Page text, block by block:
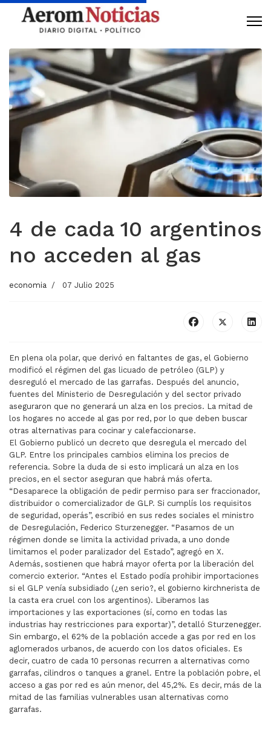
4 de cada 10 argentinos
no acceden al gas
economia 07 Julio 2025
En plena ola polar, que derivó en faltantes de gas, el Gobierno
modificó el régimen del gas licuado de petróleo (GLP) y
desreguló el mercado de las garrafas. Después del anuncio,
fuentes del Ministerio de Desregulación y del sector privado
aseguraron que no generará un alza en los precios. La mitad de
los hogares no accede al gas por red, por lo que deben buscar
otras alternativas para cocinar y calefaccionarse.
El Gobierno publicó un decreto que desregula el mercado del
GLP. Entre los principales cambios elimina los precios de
referencia. Sobre la duda de si esto implicará un alza en los
precios, en el sector aseguran que habrá más oferta.
“Desaparece la obligación de pedir permiso para ser fraccionador,
distribuidor o comercializador de GLP. Si cumplís los requisitos
de seguridad, operás”, escribió en sus redes sociales el ministro
de Desregulación, Federico Sturzenegger. “Pasamos de un
régimen donde se limita la actividad privada, a uno donde
limitamos el poder paralizador del Estado”, agregó en X.
Además, sostienen que habrá mayor oferta por la liberación del
comercio exterior. “Antes el Estado podía prohibir importaciones
si el GLP venía subsidiado (¿en serio?, el gobierno kirchnerista de
la casta era cruel con los argentinos). Liberamos las
importaciones y las exportaciones (sí, como en todas las
industrias hay restricciones para exportar)”, detalló Sturzenegger.
Sin embargo, el 62% de la población accede a gas por red en los
aglomerados urbanos, de acuerdo con los datos oficiales. Es
decir, cuatro de cada 10 personas recurren a alternativas como
garrafas, cilindros o tanques a granel. Entre la población pobre, el
acceso a gas por red es aún menor, del 45,2%. Es decir, más de la
mitad de las familias vulnerables usan alternativas como
garrafas.